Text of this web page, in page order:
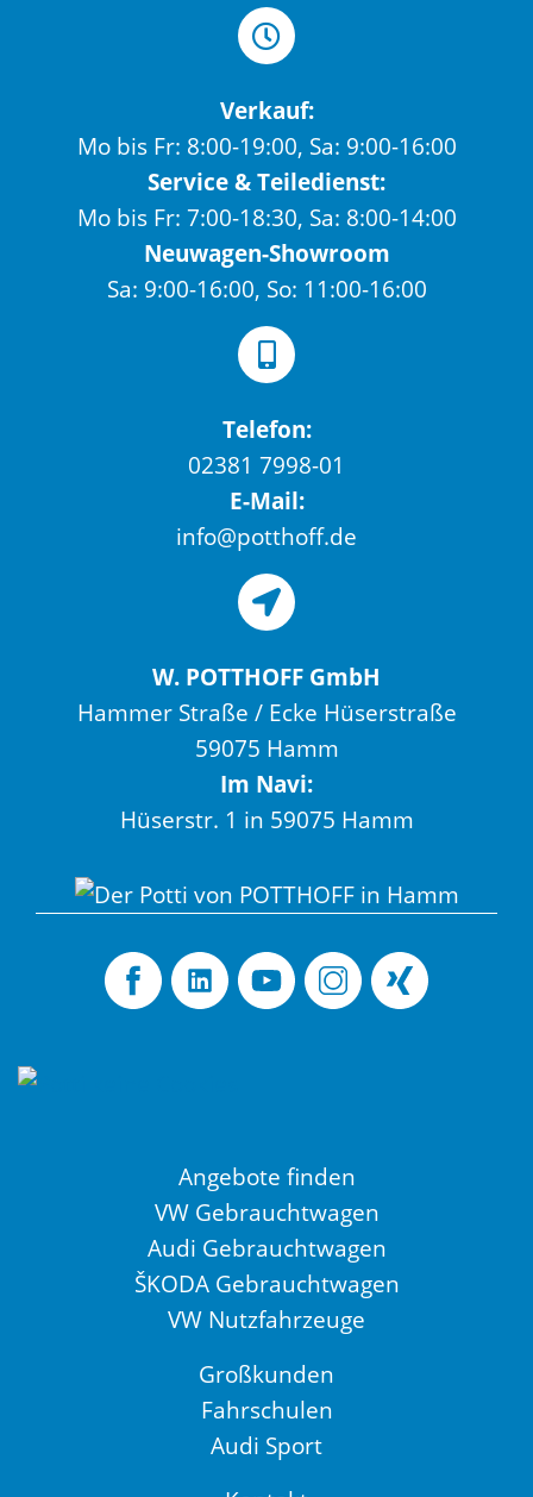
Verkauf:
Mo bis Fr: 8:00-19:00, Sa: 9:00-16:00
Service & Teiledienst:
Mo bis Fr: 7:00-18:30, Sa: 8:00-14:00
Neuwagen-Showroom
Sa: 9:00-16:00, So: 11:00-16:00
Telefon:
02381 7998-01
E-Mail:
info@potthoff.de
W. POTTHOFF GmbH
Hammer Straße / Ecke Hüserstraße
59075 Hamm
Im Navi:
Hüserstr. 1 in 59075 Hamm
Angebote finden
VW Gebrauchtwagen
Audi Gebrauchtwagen
ŠKODA Gebrauchtwagen
VW Nutzfahrzeuge
Großkunden
Fahrschulen
Audi Sport